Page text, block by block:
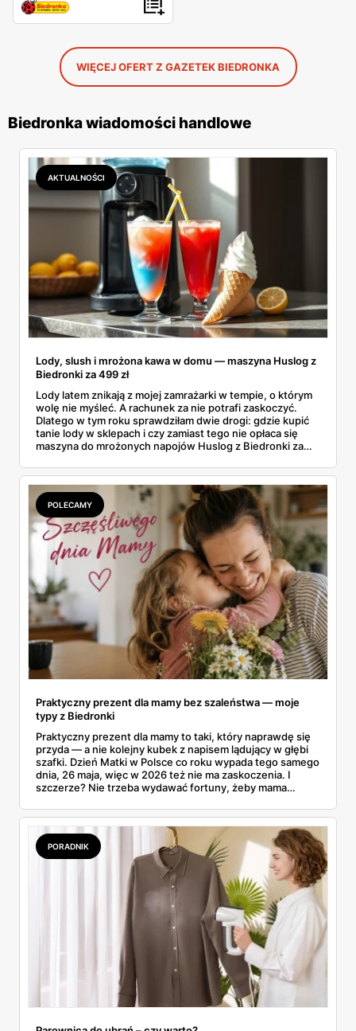
WIĘCEJ OFERT Z GAZETEK BIEDRONKA
Biedronka wiadomości handlowe
AKTUALNOŚCI
Lody, slush i mrożona kawa w domu — maszyna Huslog z
Biedronki za 499 zł
Lody latem znikają z mojej zamrażarki w tempie, o którym
wolę nie myśleć. A rachunek za nie potrafi zaskoczyć.
Dlatego w tym roku sprawdziłam dwie drogi: gdzie kupić
tanie lody w sklepach i czy zamiast tego nie opłaca się
maszyna do mrożonych napojów Huslog z Biedronki za
kawę w domu, bez wychodzenia po nie do sklepu.
Postanowiłam policzyć, kiedy naprawdę się to zwraca.
POLECAMY
Praktyczny prezent dla mamy bez szaleństwa — moje
typy z Biedronki
Praktyczny prezent dla mamy to taki, który naprawdę się
przyda — a nie kolejny kubek z napisem lądujący w głębi
szafki. Dzień Matki w Polsce co roku wypada tego samego
dnia, 26 maja, więc w 2026 też nie ma zaskoczenia. I
szczerze? Nie trzeba wydawać fortuny, żeby mama
ważną od 21 do 30 maja i wynotowałam to, co sama
wrzuciłabym do koszyka bez wahania: kosmetyki, perfumy
i drobiazgi, które kobiety faktycznie zużywają. Ceny
zaczynają się od kilkunastu złotych, a efekt bywa lepszy
niż niejeden droższy zestaw.
PORADNIK